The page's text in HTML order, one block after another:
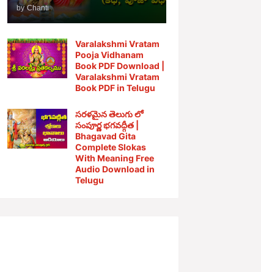
by Chanti
Varalakshmi Vratam
Pooja Vidhanam
Book PDF Download |
Varalakshmi Vratam
Book PDF in Telugu
సరళమైన తెలుగు లో
సంపూర్ణ భగవద్గీత |
Bhagavad Gita
Complete Slokas
With Meaning Free
Audio Download in
Telugu